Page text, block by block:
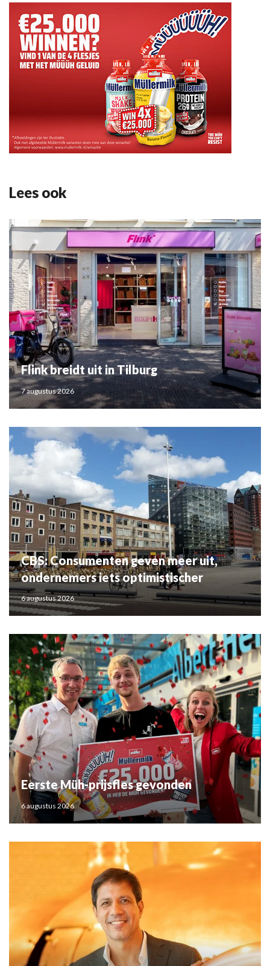
Lees ook
Flink breidt uit in Tilburg
7 augustus 2026
CBS: Consumenten geven meer uit,
ondernemers iets optimistischer
6 augustus 2026
Eerste Müh-prijsfles gevonden
6 augustus 2026